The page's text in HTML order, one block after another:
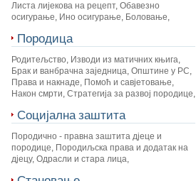
Листа лијекова на рецепт, Обавезно
осигурање, Ино осигурање, Боловање,
Породица
Родитељство, Изводи из матичних књига,
Брак и ванбрачна заједница, Општине у РС,
Права и накнаде, Помоћ и савјетовање,
Након смрти, Стратегија за развој породице,
Социјална заштита
Породично - правна заштита дјеце и
породице, Породиљска права и додатак на
дјецу, Одрасли и стара лица,